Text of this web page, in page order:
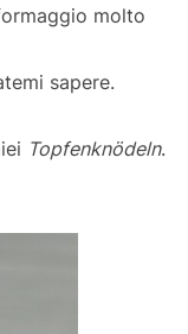
molto
sapere.
Topfenknödeln.